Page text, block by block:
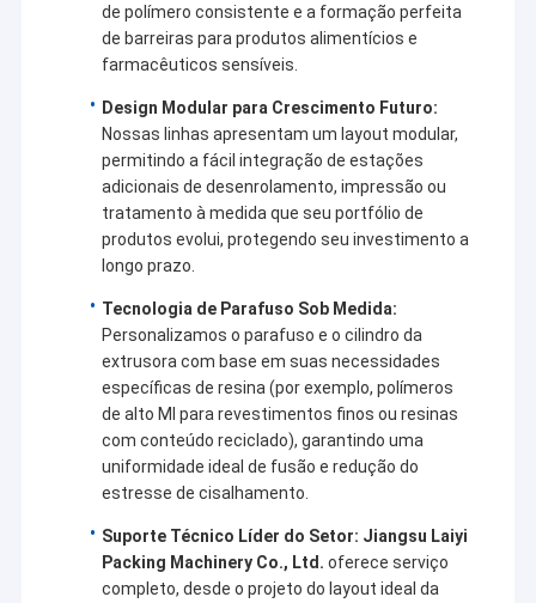
de polímero consistente e a formação perfeita
de barreiras para produtos alimentícios e
farmacêuticos sensíveis.
Design Modular para Crescimento Futuro:
Nossas linhas apresentam um layout modular,
permitindo a fácil integração de estações
adicionais de desenrolamento, impressão ou
tratamento à medida que seu portfólio de
produtos evolui, protegendo seu investimento a
longo prazo.
Tecnologia de Parafuso Sob Medida:
Personalizamos o parafuso e o cilindro da
extrusora com base em suas necessidades
específicas de resina (por exemplo, polímeros
de alto MI para revestimentos finos ou resinas
com conteúdo reciclado), garantindo uma
uniformidade ideal de fusão e redução do
estresse de cisalhamento.
Suporte Técnico Líder do Setor: Jiangsu Laiyi
Packing Machinery Co., Ltd. oferece serviço
completo, desde o projeto do layout ideal da